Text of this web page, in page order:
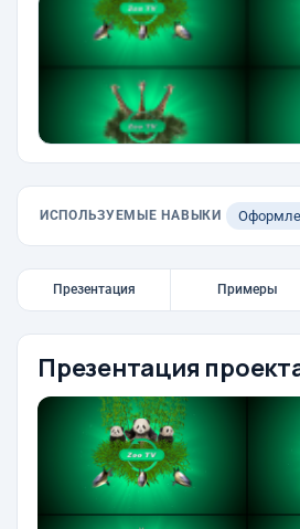
ИСПОЛЬЗУЕМЫЕ НАВЫКИ
Презентация Примеры
Презентация